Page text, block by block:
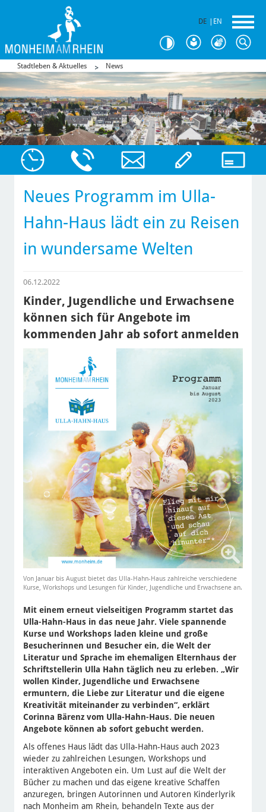
DE EN
Stadtleben & Aktuelles News
Neues Programm im Ulla-
Hahn-Haus lädt ein zu Reisen
in wundersame Welten
06.12.2022
Kinder, Jugendliche und Erwachsene
können sich für Angebote im
kommenden Jahr ab sofort anmelden
Von Januar bis August bietet das Ulla-Hahn-Haus zahlreiche verschiedene
Kurse, Workshops und Lesungen für Kinder, Jugendliche und Erwachsene an.
Mit einem erneut vielseitigen Programm startet das
Ulla-Hahn-Haus in das neue Jahr. Viele spannende
Kurse und Workshops laden kleine und große
Besucherinnen und Besucher ein, die Welt der
Literatur und Sprache im ehemaligen Elternhaus der
Schriftstellerin Ulla Hahn täglich neu zu erleben. „Wir
wollen Kinder, Jugendliche und Erwachsene
ermuntern, die Liebe zur Literatur und die eigene
Kreativität miteinander zu verbinden“, erklärt
Corinna Bärenz vom Ulla-Hahn-Haus. Die neuen
Angebote können ab sofort gebucht werden.
Als offenes Haus lädt das Ulla-Hahn-Haus auch 2023
wieder zu zahlreichen Lesungen, Workshops und
interaktiven Angeboten ein. Um Lust auf die Welt der
Bücher zu machen und das eigene kreative Schaffen
anzuregen, bringen Autorinnen und Autoren Kinderlyrik
nach Monheim am Rhein, behandeln Texte aus der